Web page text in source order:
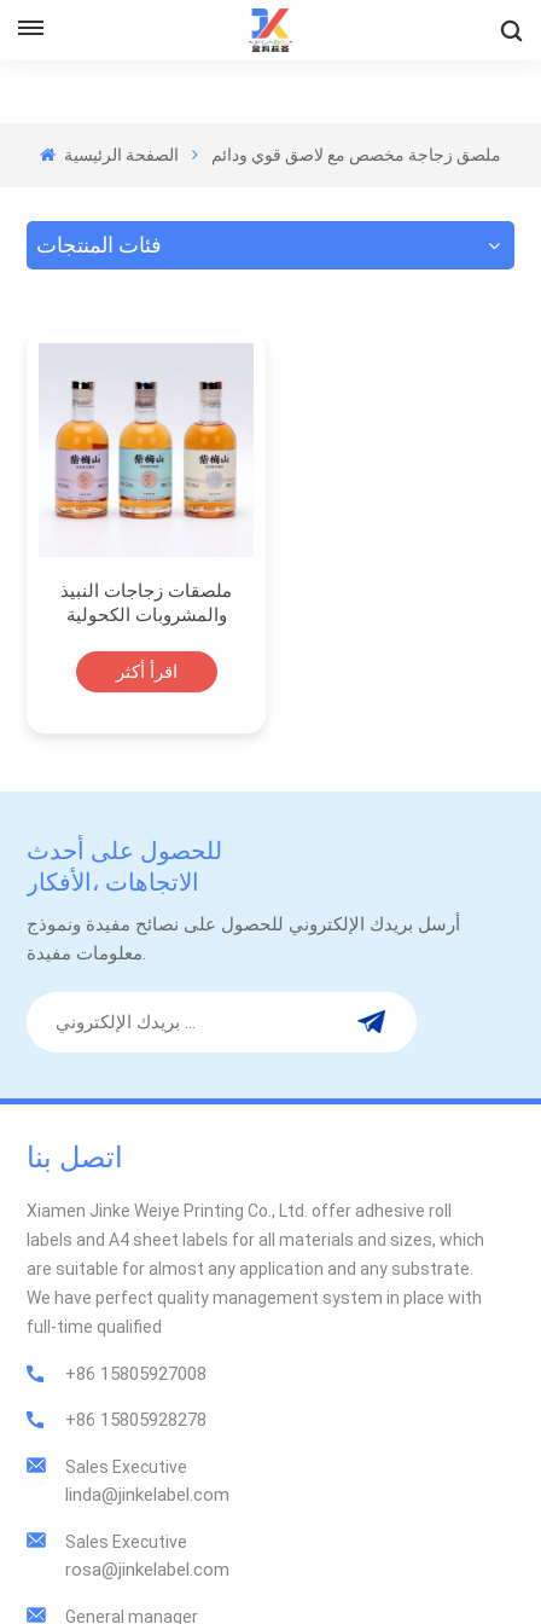
الصفحة الرئيسية ملصق زجاجة مخصص مع لاصق قوي ودائم
فئات المنتجات
ملصقات زجاجات النبيذ
والمشروبات الكحولية
حسب الطلب
اقرأ أكثر
للحصول على أحدث
الاتجاهات ،الأفكار
أرسل بريدك الإلكتروني للحصول على نصائح مفيدة ونموذج
معلومات مفيدة.
اتصل بنا
Xiamen Jinke Weiye Printing Co., Ltd. offer adhesive roll
labels and A4 sheet labels for all materials and sizes, which
are suitable for almost any application and any substrate.
We have perfect quality management system in place with
full-time qualified
+86 15805927008
+86 15805928278
Sales Executive
linda@jinkelabel.com
Sales Executive
rosa@jinkelabel.com
General manager